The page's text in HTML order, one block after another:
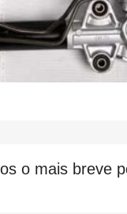
o mais breve